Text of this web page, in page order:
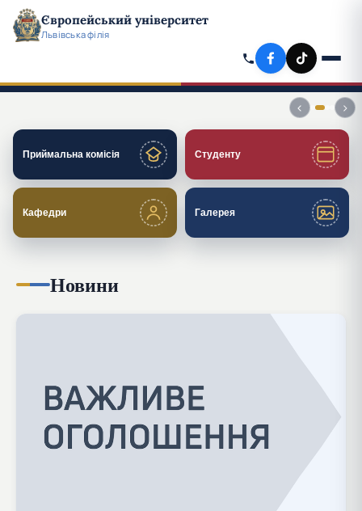
Європейський університет
Львівська філія
‹ ›
СТУДЕНТІВ ВЧИТЬСЯ: 560 230 190 980
Приймальна комісія Студенту
Кафедри Галерея
Новини